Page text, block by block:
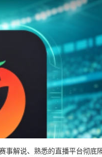
事解说、熟悉的直播平台彻底